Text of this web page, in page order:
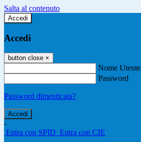
Salta al contenuto
Accedi
Accedi
button close ×
Nome Utente
Password
Password dimenticata?
-
Entra con SPID Entra con CIE